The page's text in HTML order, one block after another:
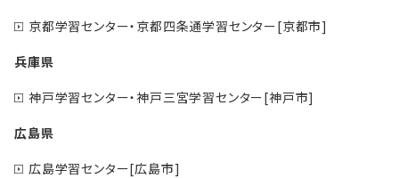
京都学習センター・京都四条通学習センター[京都市]
兵庫県
神戸学習センター・神戸三宮学習センター[神戸市]
広島県
広島学習センター[広島市]